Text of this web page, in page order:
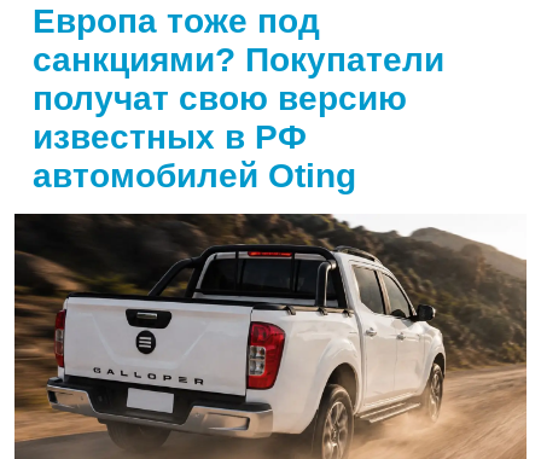
Европа тоже под
санкциями? Покупатели
получат свою версию
известных в РФ
автомобилей Oting